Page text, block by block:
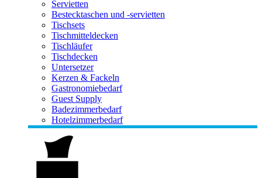
Servietten
Bestecktaschen und -servietten
Tischsets
Tischmitteldecken
Tischläufer
Tischdecken
Untersetzer
Kerzen & Fackeln
Gastronomiebedarf
Guest Supply
Badezimmerbedarf
Hotelzimmerbedarf